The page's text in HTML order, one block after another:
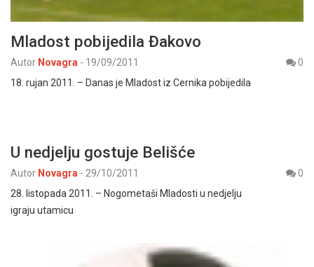
Mladost pobijedila Đakovo
Autor Novagra - 19/09/2011
0
18. rujan 2011. – Danas je Mladost iz Cernika pobijedila
U nedjelju gostuje Belišće
Autor Novagra - 29/10/2011
0
28. listopada 2011. – Nogometaši Mladosti u nedjelju
igraju utamicu